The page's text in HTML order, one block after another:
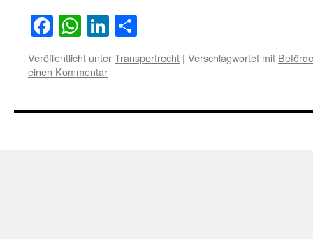
Facebook
WhatsApp
LinkedIn
Veröffentlicht unterTransportrecht | Verschlagwortet mit
einen Kommentar